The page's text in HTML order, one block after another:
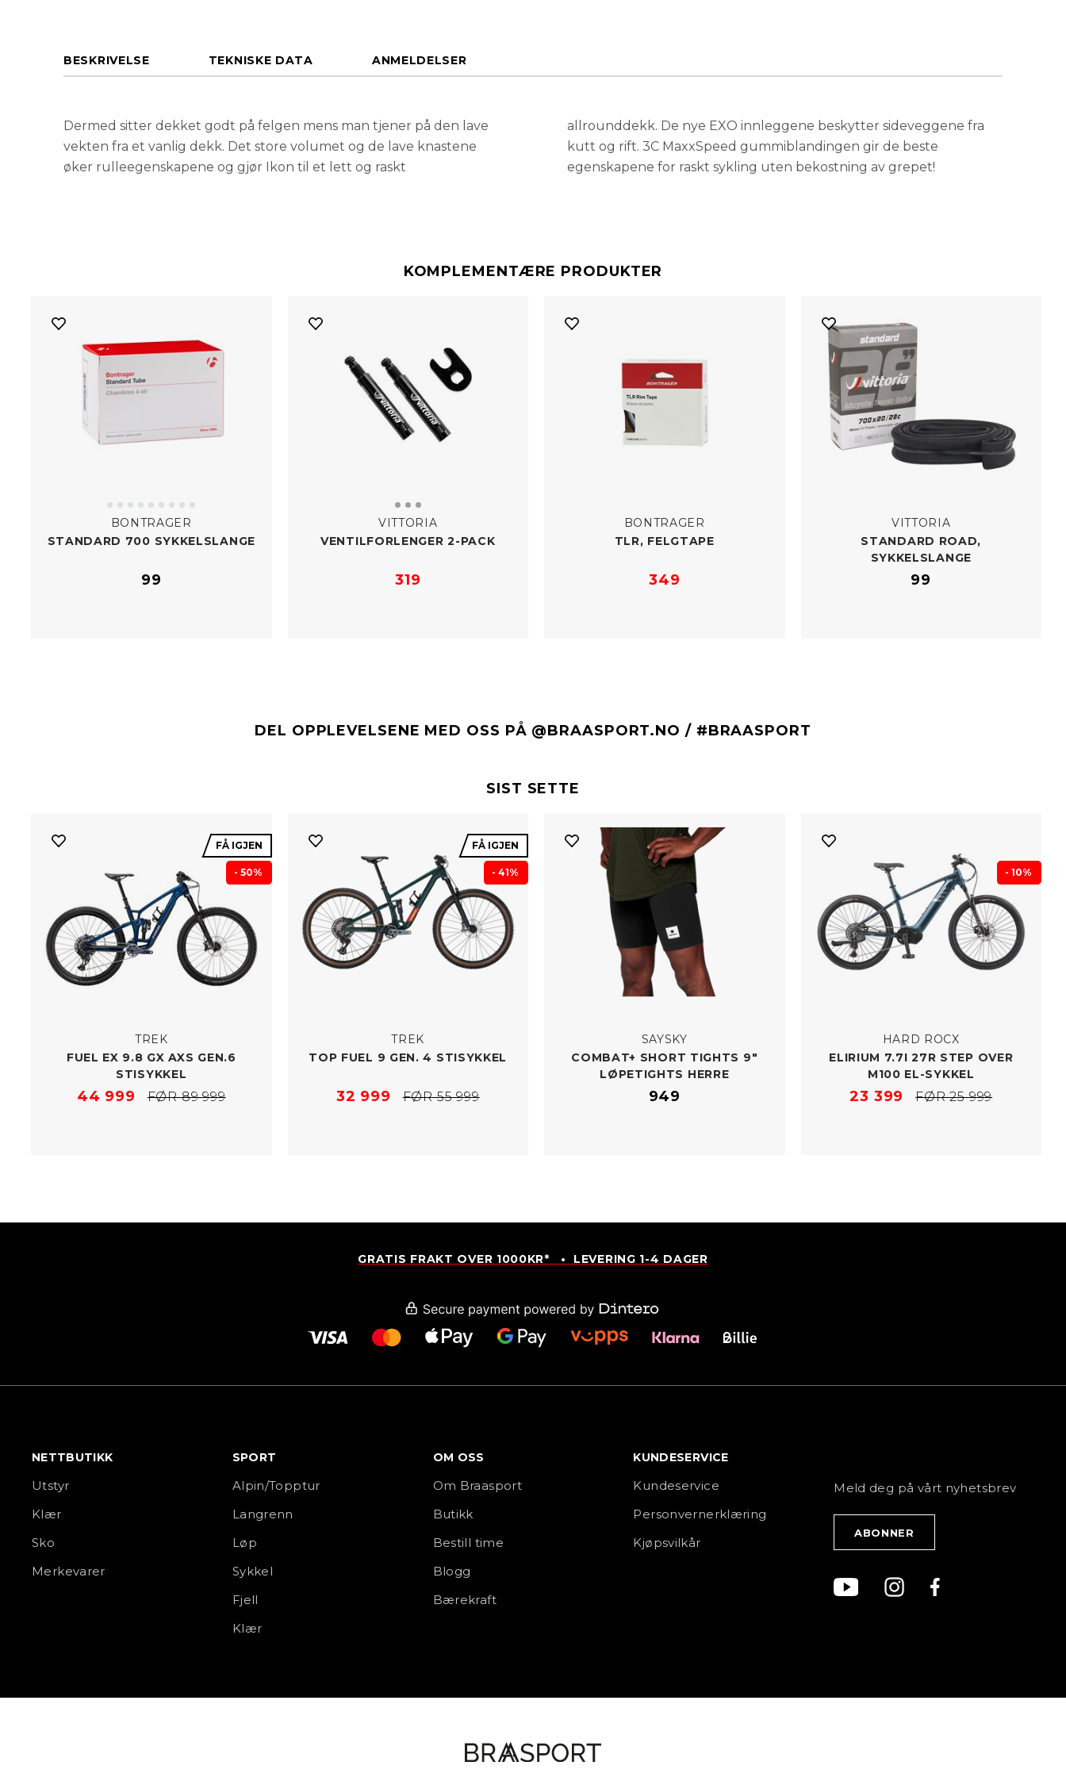
BESKRIVELSE TEKNISKE DATA ANMELDELSER
Dermed sitter dekket godt på felgen mens man tjener på den lave
vekten fra et vanlig dekk. Det store volumet og de lave knastene
øker rulleegenskapene og gjør Ikon til et lett og raskt
allrounddekk. De nye EXO innleggene beskytter sideveggene fra
kutt og rift. 3C MaxxSpeed gummiblandingen gir de beste
egenskapene for raskt sykling uten bekostning av grepet!
KOMPLEMENTÆRE PRODUKTER
BONTRAGER
STANDARD 700 SYKKELSLANGE
99
VITTORIA
VENTILFORLENGER 2-​PACK
319
BONTRAGER
TLR, FELGTAPE
349
VITTORIA
STANDARD ROAD,
SYKKELSLANGE
99
DEL OPPLEVELSENE MED OSS PÅ @BRAASPORT.NO / #BRAASPORT
SIST SETTE
FÅ IGJEN
- 50%
TREK
FUEL EX 9.8 GX AXS GEN.6
STISYKKEL
44 999 FØR 89 999
FÅ IGJEN
- 41%
TREK
TOP FUEL 9 GEN. 4 STISYKKEL
32 999 FØR 55 999
SAYSKY
COMBAT+ SHORT TIGHTS 9"
LØPETIGHTS HERRE
949
- 10%
HARD ROCX
ELIRIUM 7.7I 27R STEP OVER
M100 EL-​SYKKEL
23 399 FØR 25 999
GRATIS FRAKT OVER 1000KR* • LEVERING 1-4 DAGER
NETTBUTIKK
Utstyr
Klær
Sko
Merkevarer
SPORT
Alpin/Topptur
Langrenn
Løp
Sykkel
Fjell
Klær
OM OSS
Om Braasport
Butikk
Bestill time
Blogg
Bærekraft
KUNDESERVICE
Kundeservice
Personvernerklæring
Kjøpsvilkår
Meld deg på vårt nyhetsbrev